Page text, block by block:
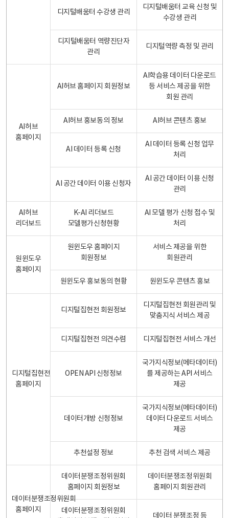
디지털배움터 수강생 관리
디지털배움터 교육 신청 및
수강생 관리
디지털배움터 역량진단자
관리
디지털역량 측정 및 관리
AI허브
홈페이지
AI허브 홈페이지 회원정보
AI학습용 데이터 다운로드
등 서비스 제공을 위한
회원 관리
AI허브 홍보동의 정보 AI허브 콘텐츠 홍보
AI 데이터 등록 신청
AI 데이터 등록 신청 업무
처리
AI 공간 데이터 이용 신청자
AI 공간 데이터 이용 신청
관리
AI허브
리더보드
K-AI 리더보드
모델평가신청현황
AI 모델 평가 신청 접수 및
처리
원윈도우
홈페이지
원윈도우 홈페이지
회원정보
서비스 제공을 위한
회원관리
원윈도우 홍보동의 현황 원윈도우 콘텐츠 홍보
디지털집현전
홈페이지
디지털집현전 회원정보
디지털집현전 회원관리 및
맞춤지식 서비스 제공
디지털집현전 의견수렴 디지털집현전 서비스 개선
OPEN API 신청정보
국가지식정보(메타데이터)
를 제공하는 API 서비스
제공
데이터개방 신청정보
국가지식정보(메타데이터)
데이터 다운로드 서비스
제공
추천설정 정보 추천 검색 서비스 제공
데이터분쟁조정위원회
홈페이지
데이터분쟁조정위원회
홈페이지 회원정보
데이터분쟁조정위원회
홈페이지 회원관리
데이터분쟁조정위원회
데이터 분쟁조정 등